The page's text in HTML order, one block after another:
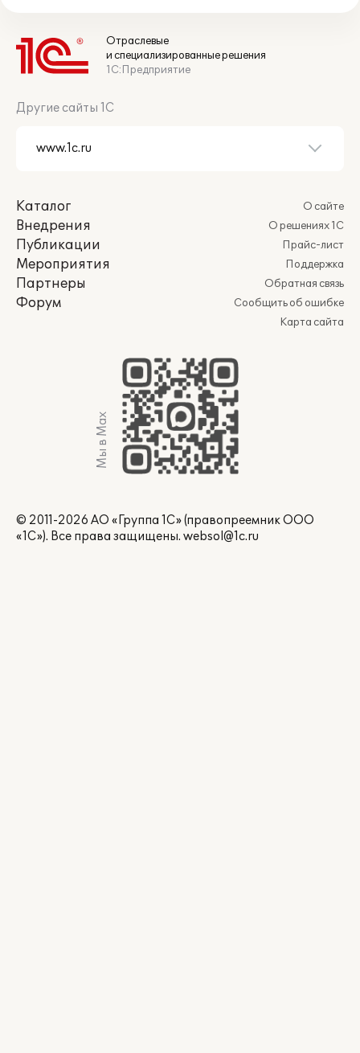
Отраслевые
и специализированные решения
1С:Предприятие
Другие сайты 1С
Каталог
Внедрения
Публикации
Мероприятия
Партнеры
Форум
О сайте
О решениях 1С
Прайс-лист
Поддержка
Обратная связь
Сообщить об ошибке
Карта сайта
Мы в Max
© 2011-2026 АО «Группа 1С» (правопреемник ООО
«1С»). Все права защищены. websol@1c.ru